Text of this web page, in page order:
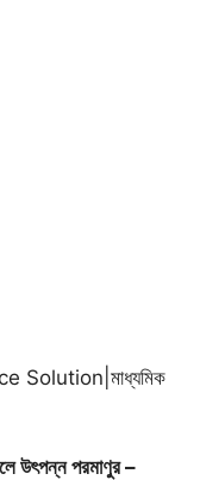
Solution|মাধ্যমিক
উৎপন্ন পরমাণুর –